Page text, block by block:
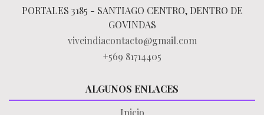
PORTALES 3185 - SANTIAGO CENTRO, DENTRO DE
GOVINDAS
viveindiacontacto@gmail.com
+569 81714405
ALGUNOS ENLACES
Inicio